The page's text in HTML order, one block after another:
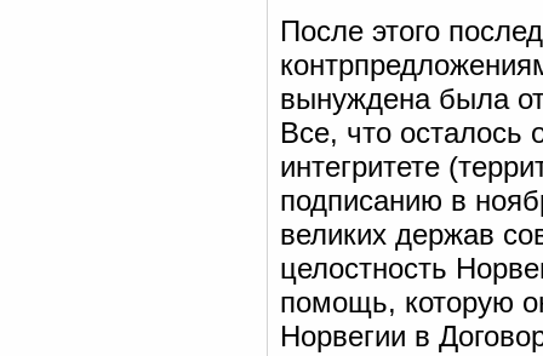
После этого
вынуждена была
Все, что осталось
интегритете
подписанию в
великих держав
целостность
помощь, которую
Норвегии в